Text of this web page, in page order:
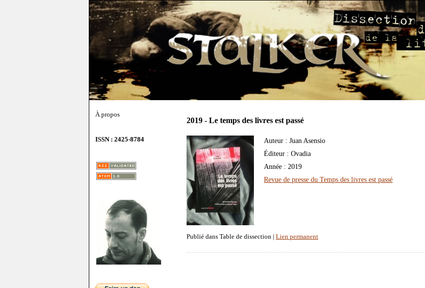
À propos
ISSN : 2425-8784
2019 - Le temps des livres est passé
Auteur : Juan Asensio
Éditeur : Ovadia
Année : 2019
Revue de presse du Temps des livres est passé
Publié dans Table de dissection | Lien permanent